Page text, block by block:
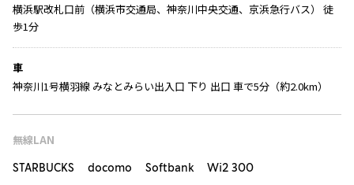
横浜駅改札口前（横浜市交通局、神奈川中央交通、京浜急行バス） 徒
歩1分
車
神奈川1号横羽線 みなとみらい出入口 下り 出口 車で5分（約2.0km）
無線LAN
STARBUCKS docomo Softbank Wi2 300